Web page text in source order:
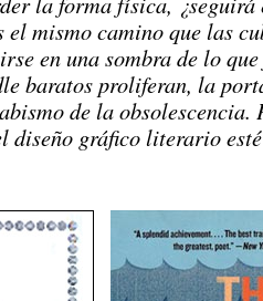
mismo camino que las
en una sombra de lo
baratos proliferan, la
de la obsolescencia.
diseño gráfico literario